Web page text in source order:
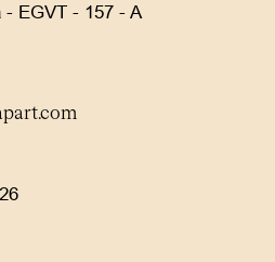
EGVT - 157 - A